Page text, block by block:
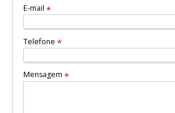
E-mail *
Telefone *
Mensagem *